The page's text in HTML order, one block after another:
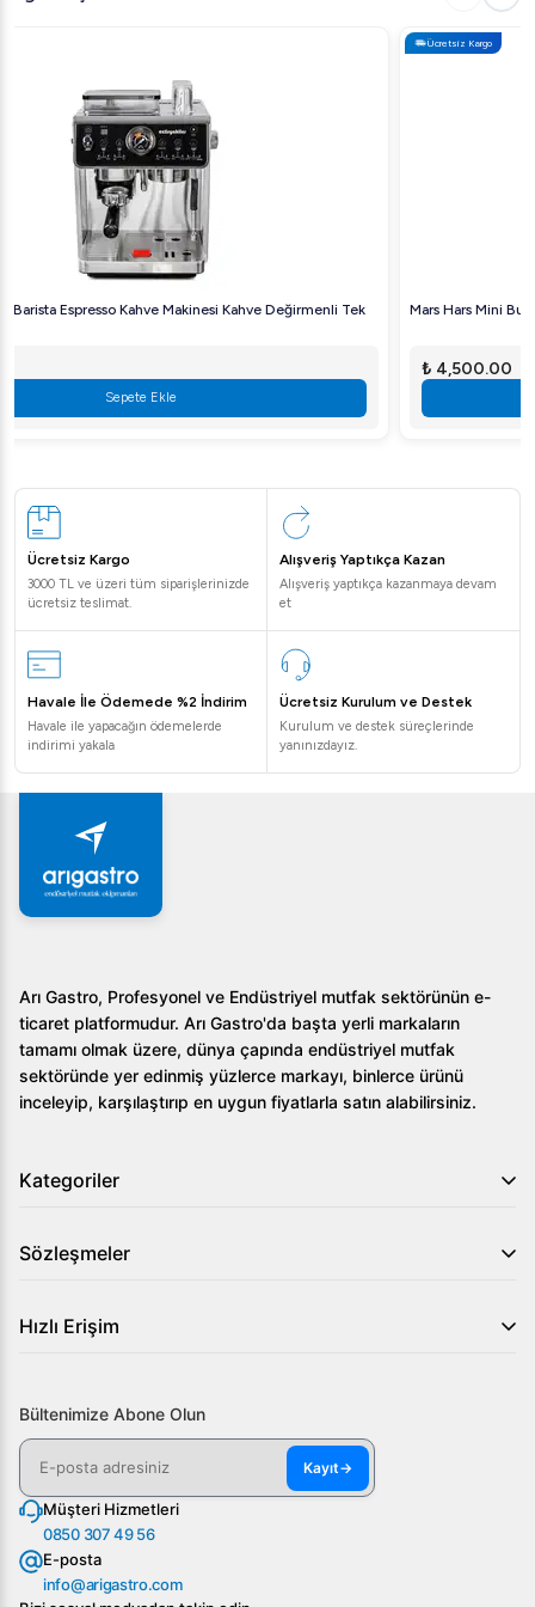
Mars Hars Mini Buzdolabı Soğutma ve Isıtma 12v ve 220v 10Lt
Ücretsiz Kargo
3000 TL ve üzeri tüm siparişlerinizde
ücretsiz teslimat.
Alışveriş Yaptıkça Kazan
Alışveriş yaptıkça kazanmaya devam
et
Havale İle Ödemede %2 İndirim
Havale ile yapacağın ödemelerde
indirimi yakala
Ücretsiz Kurulum ve Destek
Kurulum ve destek süreçlerinde
yanınızdayız.
Arı Gastro, Profesyonel ve Endüstriyel mutfak sektörünün e-
ticaret platformudur. Arı Gastro'da başta yerli markaların
tamamı olmak üzere, dünya çapında endüstriyel mutfak
sektöründe yer edinmiş yüzlerce markayı, binlerce ürünü
inceleyip, karşılaştırıp en uygun fiyatlarla satın alabilirsiniz.
Kategoriler
Sözleşmeler
Hızlı Erişim
Bültenimize Abone Olun
Kayıt→
Müşteri Hizmetleri
0850 307 49 56
E-posta
info@arigastro.com